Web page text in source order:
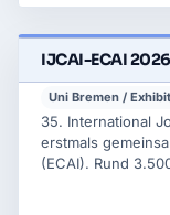
IJCAI-ECAI 2026
Uni Bremen /
35. International
erstmals
(ECAI). Rund